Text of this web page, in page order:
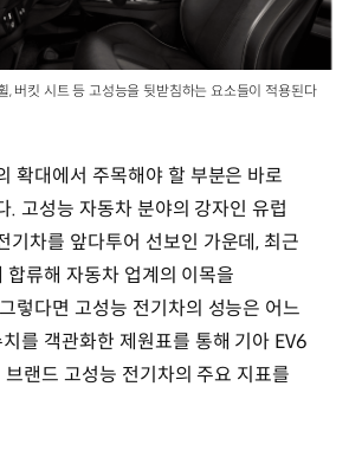
, 버킷 시트 등 고성능을 뒷받침하는 요소들이 적용된다
확대에서 주목해야 할 부분은 바로
. 고성능 자동차 분야의 강자인 유럽
기차를 앞다투어 선보인 가운데, 최근
합류해 자동차 업계의 이목을
렇다면 고성능 전기차의 성능은 어느
를 객관화한 제원표를 통해 기아 EV6
랜드 고성능 전기차의 주요 지표를